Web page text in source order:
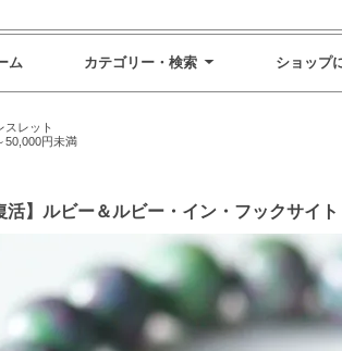
ム カテゴリー・検索 ショップ
スレット
50,000円未満
活】ルビー＆ルビー・イン・フックサイ